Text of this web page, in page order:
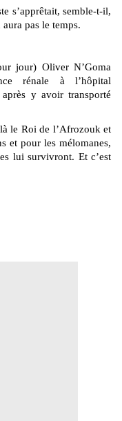
s’apprêtait, semble-t-il,
pas le temps.
jour) Oliver N’Goma
rénale à l’hôpital
y avoir transporté
le Roi de l’Afrozouk et
et pour les mélomanes,
lui survivront. Et c’est